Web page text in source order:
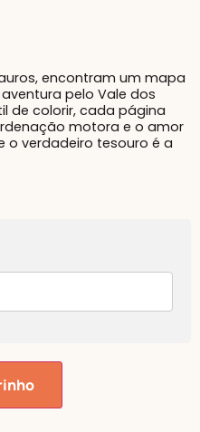
encontram um mapa
pelo Vale dos
de colorir, cada página
motora e o amor
o verdadeiro tesouro é a